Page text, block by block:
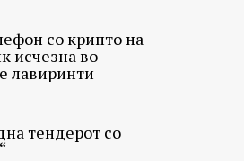
со крипто на
исчезна во
лавиринти
тендерот со